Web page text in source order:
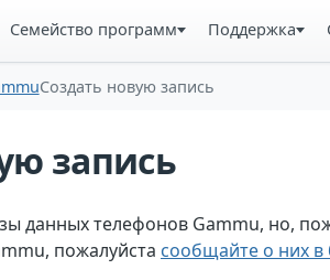
Семейство программ Поддержка
Создать новую запись
запись
данных телефонов Gammu, но,
пожалуйста сообщайте о них в